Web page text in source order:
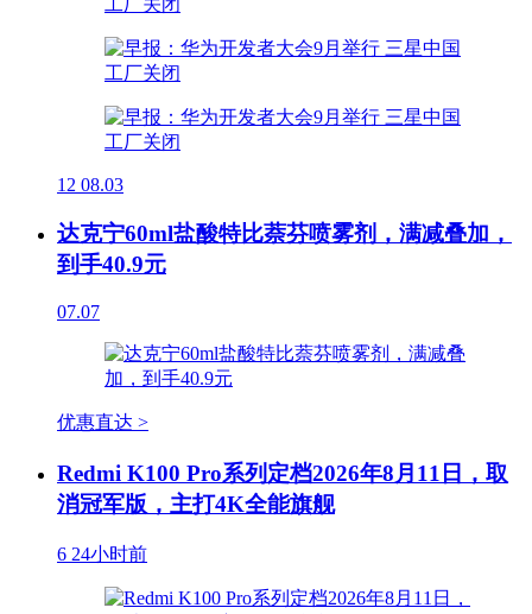
12 08.03
达克宁60ml盐酸特比萘芬喷雾剂，满减叠加，
到手40.9元
07.07
优惠直达 >
Redmi K100 Pro系列定档2026年8月11日，取
消冠军版，主打4K全能旗舰
6 24小时前